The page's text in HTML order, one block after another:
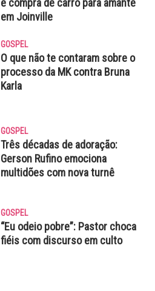
e compra de carro para amante
em Joinville
GOSPEL
O que não te contaram sobre o
processo da MK contra Bruna
Karla
GOSPEL
Três décadas de adoração:
Gerson Rufino emociona
multidões com nova turnê
GOSPEL
“Eu odeio pobre”: Pastor choca
fiéis com discurso em culto